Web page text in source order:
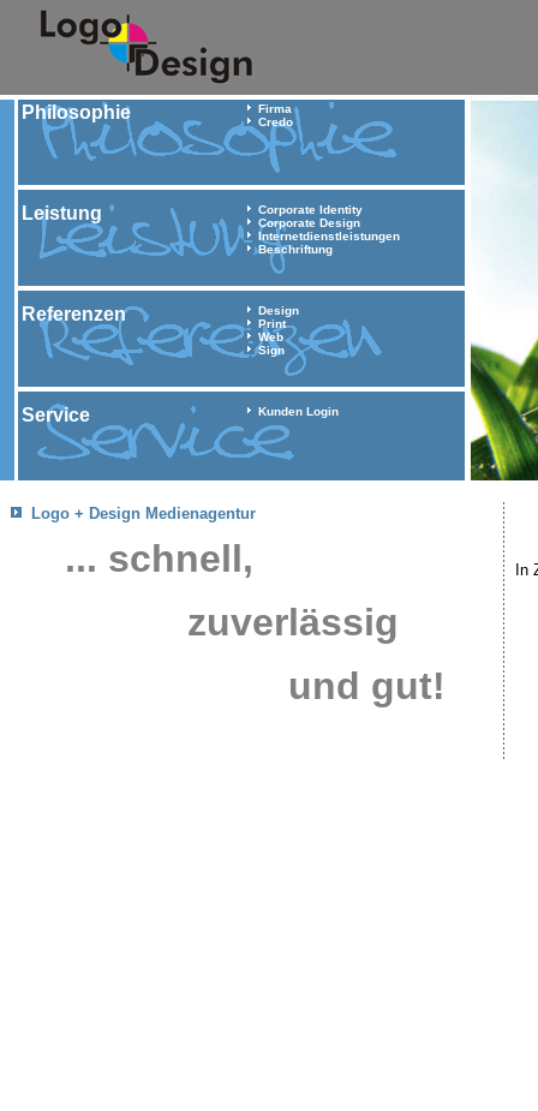
Philosophie
Firma
Credo
Leistung
Corporate Identity
Corporate Design
Internetdienstleistungen
Beschriftung
Referenzen
Design
Print
Web
Sign
Service Kunden Login
Logo + Design Medienagentur
... schnell,
zuverlässig
und gut!
In